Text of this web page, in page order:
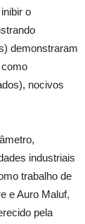
o
demonstraram
nocivos
industriais
trabalho de
e Auro Maluf,
pela